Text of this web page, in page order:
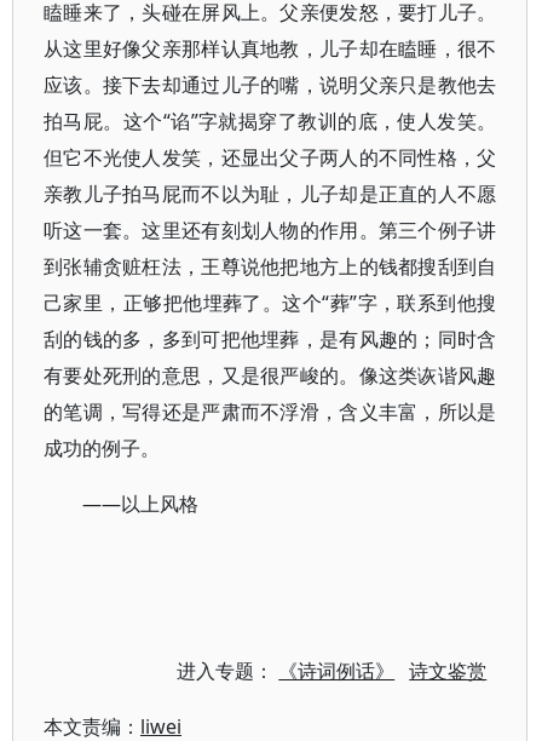
瞌睡来了，头碰在屏风上。父亲便发怒，要打儿子。
从这里好像父亲那样认真地教，儿子却在瞌睡，很不
应该。接下去却通过儿子的嘴，说明父亲只是教他去
拍马屁。这个“谄”字就揭穿了教训的底，使人发笑。
但它不光使人发笑，还显出父子两人的不同性格，父
亲教儿子拍马屁而不以为耻，儿子却是正直的人不愿
听这一套。这里还有刻划人物的作用。第三个例子讲
到张辅贪赃枉法，王尊说他把地方上的钱都搜刮到自
己家里，正够把他埋葬了。这个“葬”字，联系到他搜
刮的钱的多，多到可把他埋葬，是有风趣的；同时含
有要处死刑的意思，又是很严峻的。像这类诙谐风趣
的笔调，写得还是严肃而不浮滑，含义丰富，所以是
成功的例子。
——以上风格
进入专题： 《诗词例话》 诗文鉴赏
本文责编： liwei